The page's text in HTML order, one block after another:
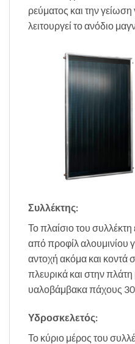
ρεύματος και την γείωση
λειτουργεί το ανόδιο
Συλλέκτης:
Το πλαίσιο του
από προφίλ αλουμινίου
αντοχή ακόμα και κοντά
πλευρικά και στην
υαλοβάμβακα πάχους
Υδροσκελετός:
Το κύριο μέρος του